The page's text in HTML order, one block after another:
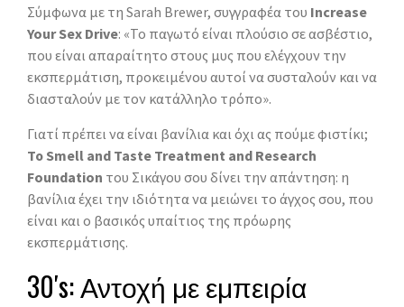
Σύμφωνα με τη Sarah Brewer, συγγραφέα του Increase
Your Sex Drive: «Το παγωτό είναι πλούσιο σε ασβέστιο,
που είναι απαραίτητο στους μυς που ελέγχουν την
εκσπερμάτιση, προκειμένου αυτοί να συσταλούν και να
διασταλούν με τον κατάλληλο τρόπο».
Γιατί πρέπει να είναι βανίλια και όχι ας πούμε φιστίκι;
Το Smell and Taste Treatment and Research
Foundation του Σικάγου σου δίνει την απάντηση: η
βανίλια έχει την ιδιότητα να μειώνει το άγχος σου, που
είναι και ο βασικός υπαίτιος της πρόωρης
εκσπερμάτισης.
30′s: Αντοχή με εμπειρία